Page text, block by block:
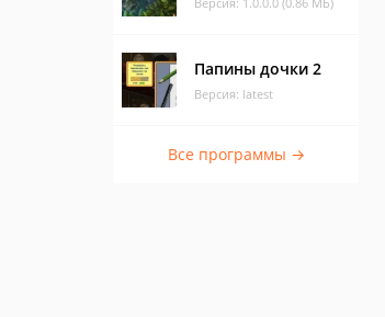
Папины дочки 2
Версия: latest
Все программы →